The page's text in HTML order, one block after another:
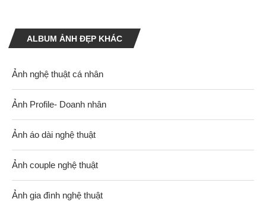
ALBUM ẢNH ĐẸP KHÁC
Ảnh nghệ thuật cá nhân
Ảnh Profile- Doanh nhân
Ảnh áo dài nghệ thuật
Ảnh couple nghệ thuật
Ảnh gia đình nghệ thuật